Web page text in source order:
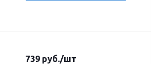
739 руб./шт